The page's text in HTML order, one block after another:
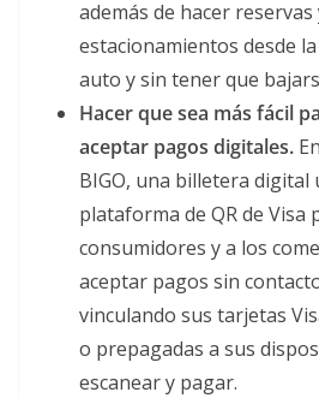
además de hacer
estacionamientos desde
auto y sin tener que
Hacer que sea más fácil
aceptar pagos digitales.
BIGO, una billetera digital
plataforma de QR de Visa
consumidores y a los
aceptar pagos sin
vinculando sus tarjetas
o prepagadas a sus
escanear y pagar.